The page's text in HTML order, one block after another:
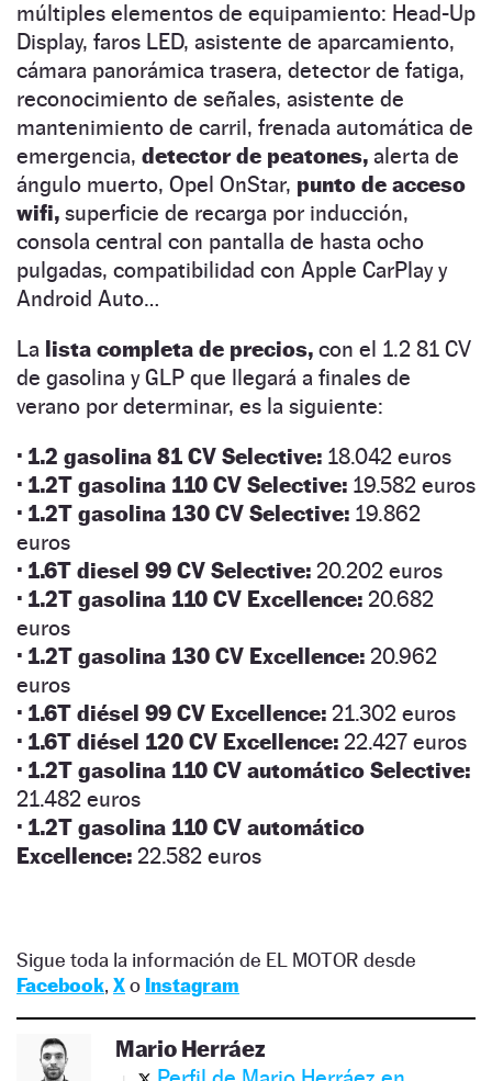
múltiples elementos de equipamiento: Head-Up
Display, faros LED, asistente de aparcamiento,
cámara panorámica trasera, detector de fatiga,
reconocimiento de señales, asistente de
mantenimiento de carril, frenada automática de
emergencia, detector de peatones, alerta de
ángulo muerto, Opel OnStar, punto de acceso
wifi, superficie de recarga por inducción,
consola central con pantalla de hasta ocho
pulgadas, compatibilidad con Apple CarPlay y
Android Auto…
La lista completa de precios, con el 1.2 81 CV
de gasolina y GLP que llegará a finales de
verano por determinar, es la siguiente:
· 1.2 gasolina 81 CV Selective: 18.042 euros
· 1.2T gasolina 110 CV Selective: 19.582 euros
· 1.2T gasolina 130 CV Selective: 19.862
euros
· 1.6T diesel 99 CV Selective: 20.202 euros
· 1.2T gasolina 110 CV Excellence: 20.682
euros
· 1.2T gasolina 130 CV Excellence: 20.962
euros
· 1.6T diésel 99 CV Excellence: 21.302 euros
· 1.6T diésel 120 CV Excellence: 22.427 euros
· 1.2T gasolina 110 CV automático Selective:
21.482 euros
· 1.2T gasolina 110 CV automático
Excellence: 22.582 euros
Sigue toda la información de EL MOTOR desde
Facebook, Xo Instagram
Mario Herráez